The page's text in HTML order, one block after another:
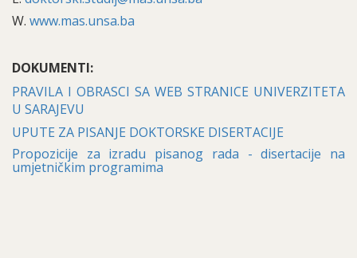
W. www.mas.unsa.ba
DOKUMENTI:
PRAVILA I OBRASCI SA WEB STRANICE UNIVERZITETA
U SARAJEVU
UPUTE ZA PISANJE DOKTORSKE DISERTACIJE
Propozicije za izradu pisanog rada - disertacije na
umjetničkim programima